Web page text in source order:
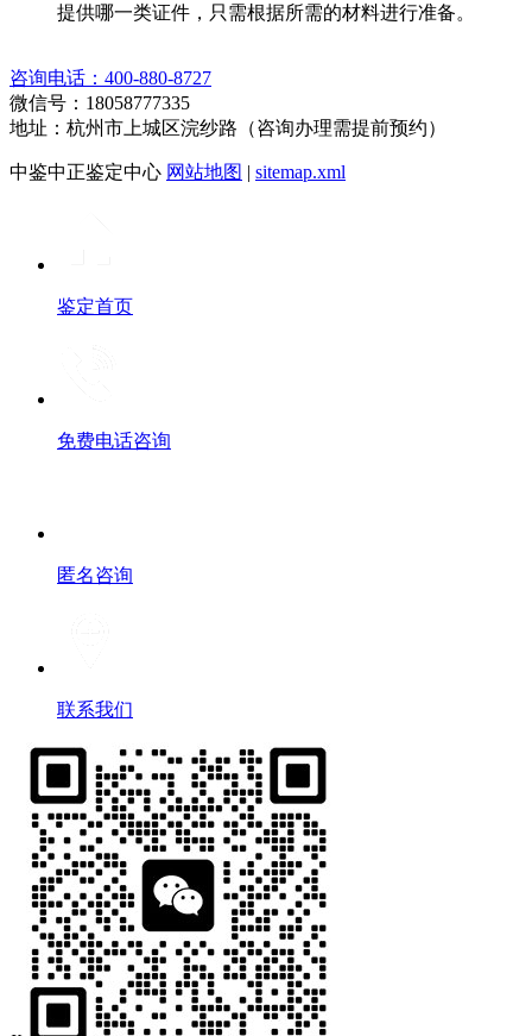
提供哪一类证件，只需根据所需的材料进行准备。
咨询电话：400-880-8727
微信号：18058777335
地址：杭州市上城区浣纱路（咨询办理需提前预约）
中鉴中正鉴定中心 网站地图 | sitemap.xml
鉴定首页
免费电话咨询
匿名咨询
联系我们